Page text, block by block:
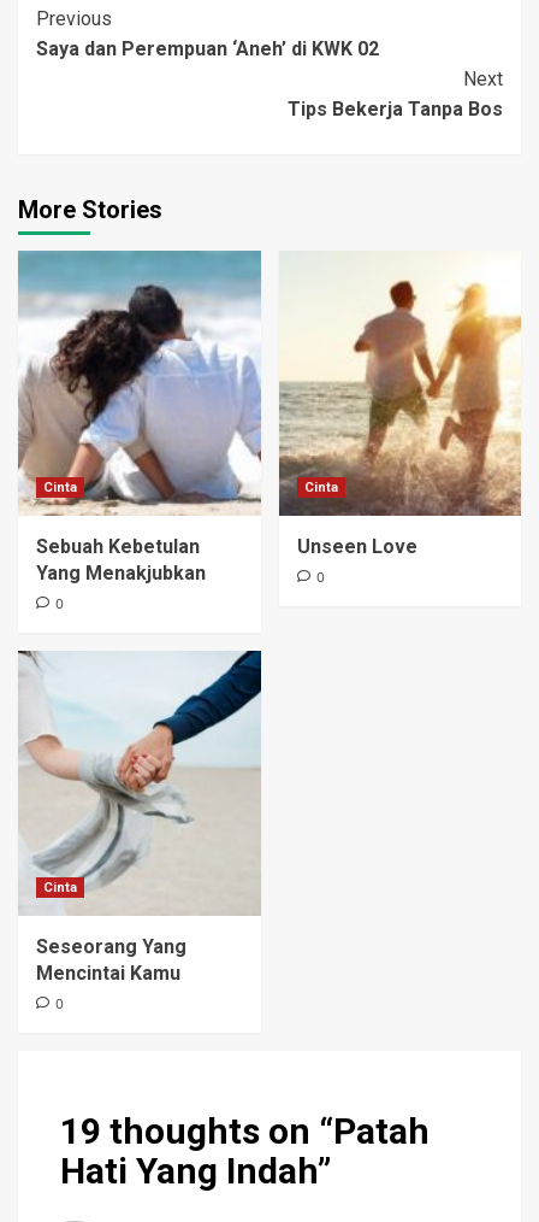
Post
Navigation
Previous
Saya dan Perempuan ‘Aneh’ di KWK 02
Next
Tips Bekerja Tanpa Bos
More Stories
Cinta
Sebuah Kebetulan
Yang Menakjubkan
0
Cinta
Unseen Love
0
Cinta
Seseorang Yang
Mencintai Kamu
0
19 thoughts on “Patah
Hati Yang Indah”